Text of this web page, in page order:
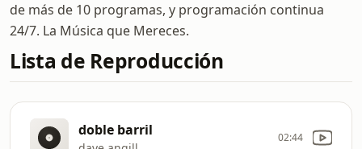
de más de 10 programas, y programación continua
24/7. La Música que Mereces.
Lista de Reproducción
doble barril 02:44